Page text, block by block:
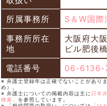
所属事務所
S＆W国
事務所所在
地
大阪府大
ビル肥後
電話番号
06-6136-
※ 弁護士登録年は正確でないことがあり
め）。
※ 弁護士についての掲載内容は主に 日本
検索」 を参照しています。